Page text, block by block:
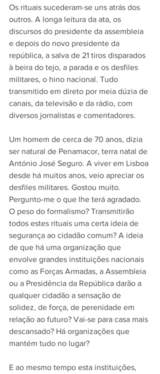
Os rituais sucederam-se uns atrás dos
outros. A longa leitura da ata, os
discursos do presidente da assembleia
e depois do novo presidente da
república, a salva de 21 tiros disparados
à beira do tejo, a parada e os desfiles
militares, o hino nacional. Tudo
transmitido em direto por meia dúzia de
canais, da televisão e da rádio, com
diversos jornalistas e comentadores.
Um homem de cerca de 70 anos, dizia
ser natural de Penamacor, terra natal de
António José Seguro. A viver em Lisboa
desde há muitos anos, veio apreciar os
desfiles militares. Gostou muito.
Pergunto-me o que lhe terá agradado.
O peso do formalismo? Transmitirão
todos estes rituais uma certa ideia de
segurança ao cidadão comum? A ideia
de que há uma organização que
envolve grandes instituições nacionais
como as Forças Armadas, a Assembleia
ou a Presidência da República darão a
qualquer cidadão a sensação de
solidez, de força, de perenidade em
relação ao futuro? Vai-se para casa mais
descansado? Há organizações que
mantém tudo no lugar?
E ao mesmo tempo esta instituições,